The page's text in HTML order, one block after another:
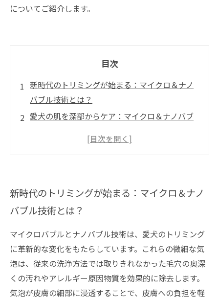
についてご紹介します。
目次
新時代のトリミングが始まる：マイクロ＆ナノ
バブル技術とは？
愛犬の肌を深部からケア：マイクロ＆ナノバブ
トリミング時間短縮！ペットも飼い主も嬉しい
リミングのリアルな体験談
未来の愛犬美容法：健康と美しさを両立させる
トリミング業界に革命をもたらす：マイクロ＆
ナノバブル技術の基本知識
愛犬のために今すぐ始めたい！マイクロ＆ナノ
バブル導入のメリットまとめ
新時代のトリミングが始まる：マイクロ＆ナノ
バブル技術とは？
マイクロバブルとナノバブル技術は、愛犬のトリミング
に革新的な変化をもたらしています。これらの微細な気
泡は、従来の洗浄方法では取りきれなかった毛穴の奥深
くの汚れやアレルギー原因物質を効果的に除去します。
気泡が皮膚の細部に浸透することで、皮膚への負担を軽